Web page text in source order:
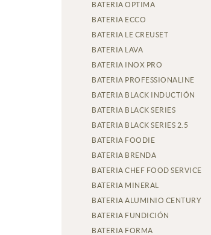
BATERIA OPTIMA
BATERIA ECCO
BATERIA LE CREUSET
BATERIA LAVA
BATERIA INOX PRO
BATERIA PROFESSIONALINE
BATERIA BLACK INDUCTIÓN
BATERIA BLACK SERIES
BATERIA BLACK SERIES 2.5
BATERIA FOODIE
BATERIA BRENDA
BATERIA CHEF FOOD SERVICE
BATERIA MINERAL
BATERIA ALUMINIO CENTURY
BATERIA FUNDICIÓN
BATERIA FORMA